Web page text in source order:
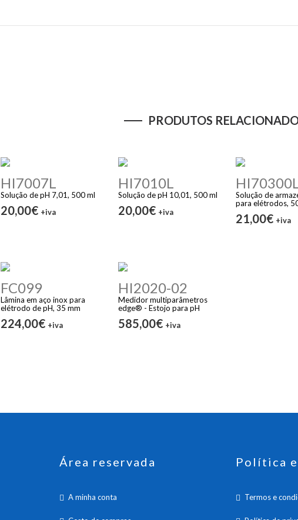
PRODUTOS
HI7007L
Solução de pH 7,01, 500 ml
20,00€ +iva
HI7010L
Solução de pH 10,01, 500 ml
20,00€ +iva
HI70300L
Solução de
para elétrodos,
21,00€ +iva
FC099
Lâmina em aço inox para
elétrodo de pH, 35 mm
224,00€ +iva
HI2020-02
Medidor multiparâmetros
edge® - Estojo para pH
585,00€ +iva
Área reservada
A minha conta
Política
Termos e